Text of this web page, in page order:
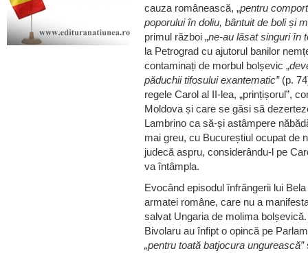
cauza românească, „pentru
poporului în doliu, bântuit de boli și
primul război „ne-au lăsat singuri în
la Petrograd cu ajutorul banilor
contaminați de morbul bolșevic „
păduchii tifosului exantematic”(p.
regele Carol al II-lea, „prințișorul”,
Moldova și care se găsi să
Lambrino ca să-și astâmpere
mai greu, cu Bucureștiul ocupat de
judecă aspru, considerându-l pe
va întâmpla.
Evocând episodul înfrângerii lui
armatei române, care nu a
salvat Ungaria de molima
Bivolaru au înfipt o opincă pe
„pentru toată batjocura ungurească”